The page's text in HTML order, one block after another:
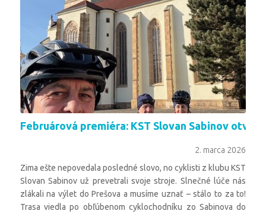
Februárová premiéra: KST Slovan Sabinov
2. marca 2026
Zima ešte nepovedala posledné slovo, no cyklisti z klubu KST
Slovan Sabinov už prevetrali svoje stroje. Slnečné lúče nás
zlákali na výlet do Prešova a musíme uznať – stálo to za to!
Trasa viedla po obľúbenom cyklochodníku zo Sabinova do